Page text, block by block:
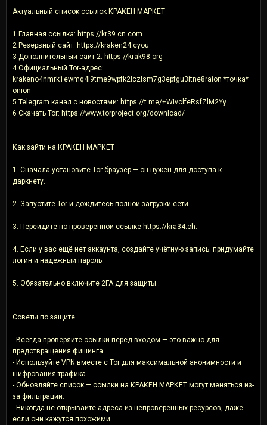
Актуальный список ссылок КРАКЕН МАРКЕТ
1 Главная ссылка: https://kr39.cn.com
2 Резервный сайт: https://kraken24.cyou
3 Дополнительный сайт 2: https://krak98.org
4 Официальный Tor-адрес:
krakeno4nmrk1ewmq4l9tme9wpfk2lczlsm7g3epfgu3itne8raion *точка*
onion
5 Telegram канал с новостями: https://t.me/+WIvclfeRsfZlM2Yy
6 Скачать Tor: https://www.torproject.org/download/
Как зайти на КРАКЕН МАРКЕТ
1. Сначала установите Tor браузер — он нужен для доступа к
даркнету.
2. Запустите Tor и дождитесь полной загрузки сети.
3. Перейдите по проверенной ссылке https://kra34.ch.
4. Если у вас ещё нет аккаунта, создайте учётную запись: придумайте
логин и надёжный пароль.
5. Обязательно включите 2FA для защиты .
Советы по защите
- Всегда проверяйте ссылки перед входом — это важно для
предотвращения фишинга.
- Используйте VPN вместе с Tor для максимальной анонимности и
шифрования трафика.
- Обновляйте список — ссылки на КРАКЕН МАРКЕТ могут меняться из-
за фильтрации.
- Никогда не открывайте адреса из непроверенных ресурсов, даже
если они кажутся похожими.